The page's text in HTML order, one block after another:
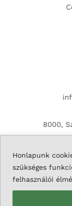
Honlapunk
szükséges
felhasználói
8000,